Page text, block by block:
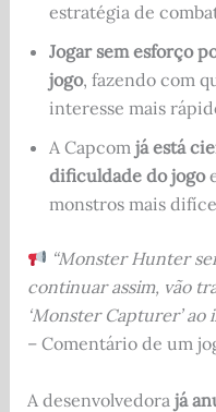
estratégia de
Jogar sem esforço
jogo, fazendo com
interesse mais
A Capcom já está
dificuldade do jogo
monstros mais
“Monster Hunter
continuar assim, vão
‘Monster Capturer’ ao
– Comentário de um
A desenvolvedora já